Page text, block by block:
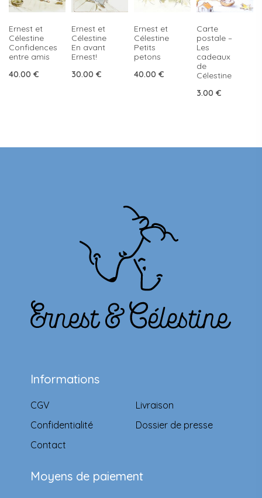
Ernest et
Célestine
Confidences
entre amis
40.00 €
Ernest et
Célestine
En avant
Ernest!
30.00 €
Ernest et
Célestine
Petits
petons
40.00 €
Carte
postale –
Les
cadeaux
de
Célestine
3.00 €
Informations
CGV
Confidentialité
Contact
Livraison
Dossier de presse
Moyens de paiement